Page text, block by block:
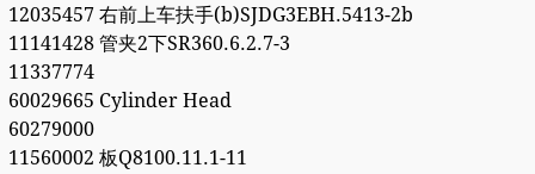
12035457 右前上车扶手(b)SJDG3EBH.5413-2b
11141428 管夹2下SR360.6.2.7-3
11337774
60029665 Cylinder Head
60279000
11560002 板Q8100.11.1-11